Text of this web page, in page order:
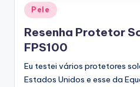
Posted
in
Pele
Resenha Protetor
FPS100
Eu testei vários protetores
Estados Unidos e esse da